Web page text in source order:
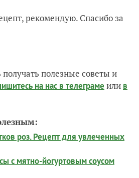
рекомендую. Спасибо за
полезные советы и
на нас в телеграме или в
роз. Рецепт для увлеченных
с мятно-йогуртовым соусом